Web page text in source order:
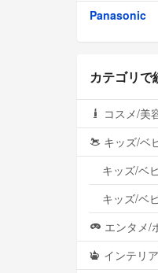
Panasonic
カテゴリで
コスメ/美
キッズ/ベ
キッズ/ベ
キッズ/ベ
エンタメ/
インテリ